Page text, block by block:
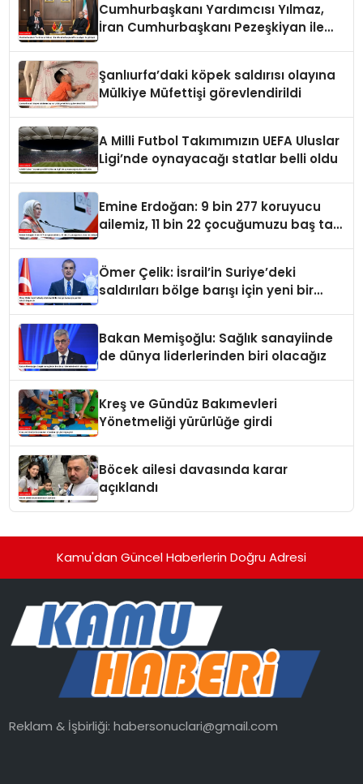
Cumhurbaşkanı Yardımcısı Yılmaz,
İran Cumhurbaşkanı Pezeşkiyan ile
Şanlıurfa’daki köpek saldırısı olayına
Mülkiye Müfettişi görevlendirildi
A Milli Futbol Takımımızın UEFA Uluslar
Ligi’nde oynayacağı statlar belli oldu
Emine Erdoğan: 9 bin 277 koruyucu
ailemiz, 11 bin 22 çocuğumuzu baş tacı
Ömer Çelik: İsrail’in Suriye’deki
saldırıları bölge barışı için yeni bir
Bakan Memişoğlu: Sağlık sanayiinde
de dünya liderlerinden biri olacağız
Kreş ve Gündüz Bakımevleri
Yönetmeliği yürürlüğe girdi
Böcek ailesi davasında karar
açıklandı
Kamu'dan Güncel Haberlerin Doğru Adresi
Reklam & İşbirliği:habersonuclari@gmail.com